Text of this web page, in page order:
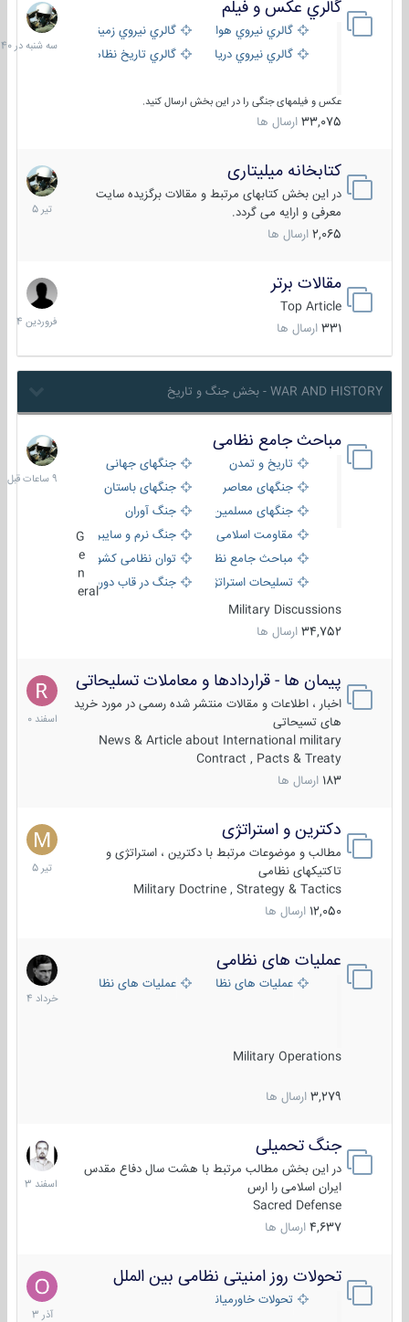
گالري عكس و فيلم
گالري نيروي هوايي
گالري نيروي زميني
گالري نيروي دريايي
گالري تاریخ نظامی
عکس و فیلمهای جنگی را در این بخش ارسال کنید.
33,075 ارسال ها
سه
شنبه
در
کتابخانه میلیتاری
در این بخش کتابهای مرتبط و مقالات برگزیده سایت
معرفی و ارایه می گردد.
2,065 ارسال ها
16
تیر
1405
مقالات برتر
Top Article
331 ارسال ها
29
فروردین
1404
WAR AND HISTORY - بخش جنگ و تاریخ
مباحث جامع نظامی
تاریخ و تمدن
جنگهای جهانی
جنگهای معاصر
جنگهای باستان
جنگهای مسلمین
جنگ آوران
مقاومت اسلامی
جنگ نرم و سایبری
مباحث جامع نظامی
توان نظامی کشورها
تسلیحات استراتژیک
جنگ در قاب دوربین
eral
Military Discussions
34,752 ارسال ها
9
ساعات
قبل
پیمان ها - قراردادها و معاملات تسلیحاتی
اخبار ، اطلاعات و مقالات منتشر شده رسمی در مورد خرید
های تسیحاتی
News & Article about International military
Contract , Pacts & Treaty
183 ارسال ها
7
اسفند
1400
دکترین و استراتژی
مطالب و موضوعات مرتبط با دکترین ، استراتژی و
تاکتیکهای نظامی
Military Doctrine , Strategy & Tactics
12,050 ارسال ها
27
تیر
1405
عملیات های نظامی
عملیات های نظامی ایرانعملیات های نظامی خارجی
Military Operations
3,279 ارسال ها
5
خرداد
1404
جنگ تحمیلی
در این بخش مطالب مرتبط با هشت سال دفاع مقدس
ایران اسلامی را ارس
Sacred Defense
4,637 ارسال ها
20
اسفند
1403
تحولات روز امنیتی نظامی بین الملل
تحولات خاورمیانه
21
آذر
1403